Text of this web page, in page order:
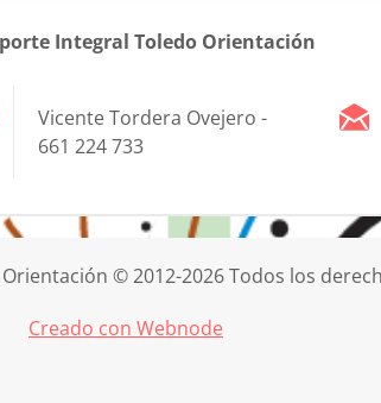
Integral Toledo Orientación
Vicente Tordera Ovejero -
661 224 733
© 2012-2026 Todos los
Creado con Webnode